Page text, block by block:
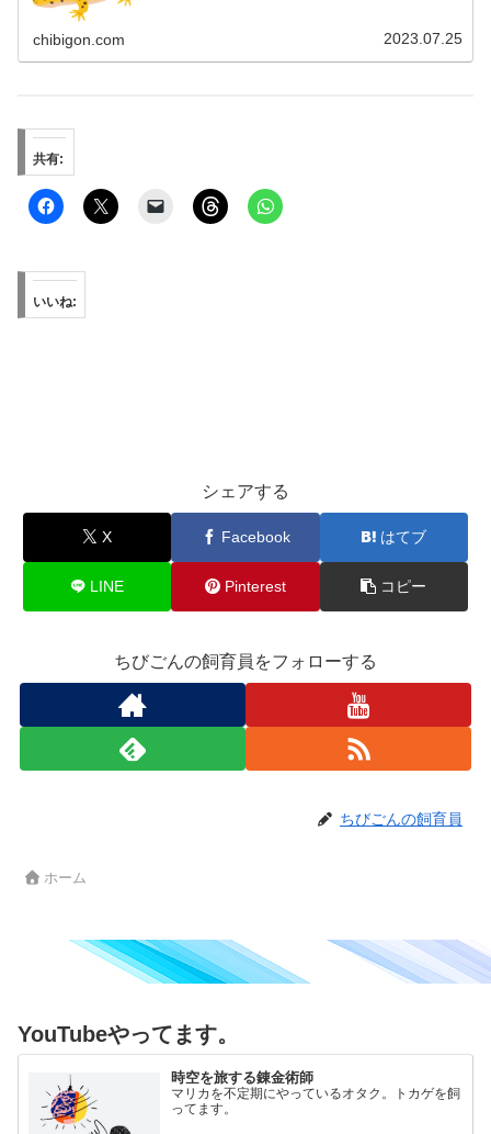
chibigon.com 2023.07.25
共有:
いいね:
シェアする
X Facebook はてブ
LINE Pinterest コピー
ちびごんの飼育員をフォローする
ちびごんの飼育員
ホーム
YouTubeやってます。
時空を旅する錬金術師
マリカを不定期にやっているオタク。トカゲを飼
ってます。